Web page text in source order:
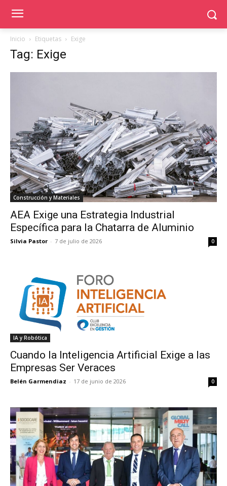
Inicio Etiquetas Exige
Tag: Exige
Construcción y Materiales
AEA Exige una Estrategia Industrial
Específica para la Chatarra de Aluminio
Silvia Pastor - 7 de julio de 2026 0
IA y Robótica
Cuando la Inteligencia Artificial Exige a las
Empresas Ser Veraces
Belén Garmendiaz - 17 de junio de 2026 0